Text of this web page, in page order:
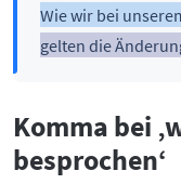
Wie wir bei
gelten die
Komma bei
besprochen‘